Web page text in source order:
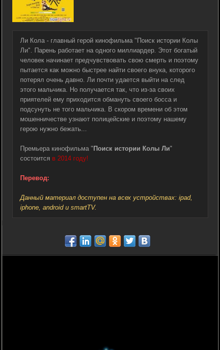
Ли Кола - главный герой кинофильма "Поиск истории Колы
Ли". Парень работает на одного миллиардер. Этот богатый
человек начинает предчувствовать свою смерть и поэтому
пытается как можно быстрее найти своего внука, которого
потерял очень давно. Ли почти удается выйти на след
этого мальчика. Но получается так, что из-за своих
приятелей ему приходится обмануть своего босса и
подсунуть не того мальчика. В скором времени об этом
мошенничестве узнают полицейские и поэтому нашему
герою нужно бежать...
Премьера кинофильма " Поиск истории Колы Ли"
состоится в 2014 году!
Перевод:
Данный материал доступен на всех устройствах: ipad,
iphone, android и smartTV.